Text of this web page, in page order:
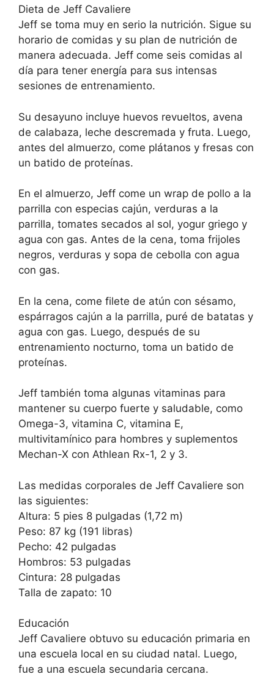
Dieta de Jeff Cavaliere
Jeff se toma muy en serio la nutrición. Sigue su
horario de comidas y su plan de nutrición de
manera adecuada. Jeff come seis comidas al
día para tener energía para sus intensas
sesiones de entrenamiento.
Su desayuno incluye huevos revueltos, avena
de calabaza, leche descremada y fruta. Luego,
antes del almuerzo, come plátanos y fresas con
un batido de proteínas.
En el almuerzo, Jeff come un wrap de pollo a la
parrilla con especias cajún, verduras a la
parrilla, tomates secados al sol, yogur griego y
agua con gas. Antes de la cena, toma frijoles
negros, verduras y sopa de cebolla con agua
con gas.
En la cena, come filete de atún con sésamo,
espárragos cajún a la parrilla, puré de batatas y
agua con gas. Luego, después de su
entrenamiento nocturno, toma un batido de
proteínas.
Jeff también toma algunas vitaminas para
mantener su cuerpo fuerte y saludable, como
Omega-3, vitamina C, vitamina E,
multivitamínico para hombres y suplementos
Mechan-X con Athlean Rx-1, 2 y 3.
Las medidas corporales de Jeff Cavaliere son
las siguientes:
Altura: 5 pies 8 pulgadas (1,72 m)
Peso: 87 kg (191 libras)
Pecho: 42 pulgadas
Hombros: 53 pulgadas
Cintura: 28 pulgadas
Talla de zapato: 10
Educación
Jeff Cavaliere obtuvo su educación primaria en
una escuela local en su ciudad natal. Luego,
fue a una escuela secundaria cercana.